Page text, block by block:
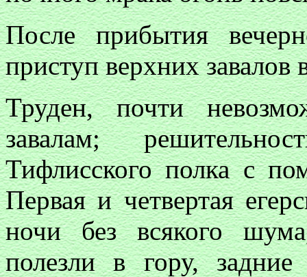
После прибытия
приступ верхних
Труден, почти
завалам;
Тифлисского полка с
Первая и четвертая
ночи без всякого
полезли в гору,